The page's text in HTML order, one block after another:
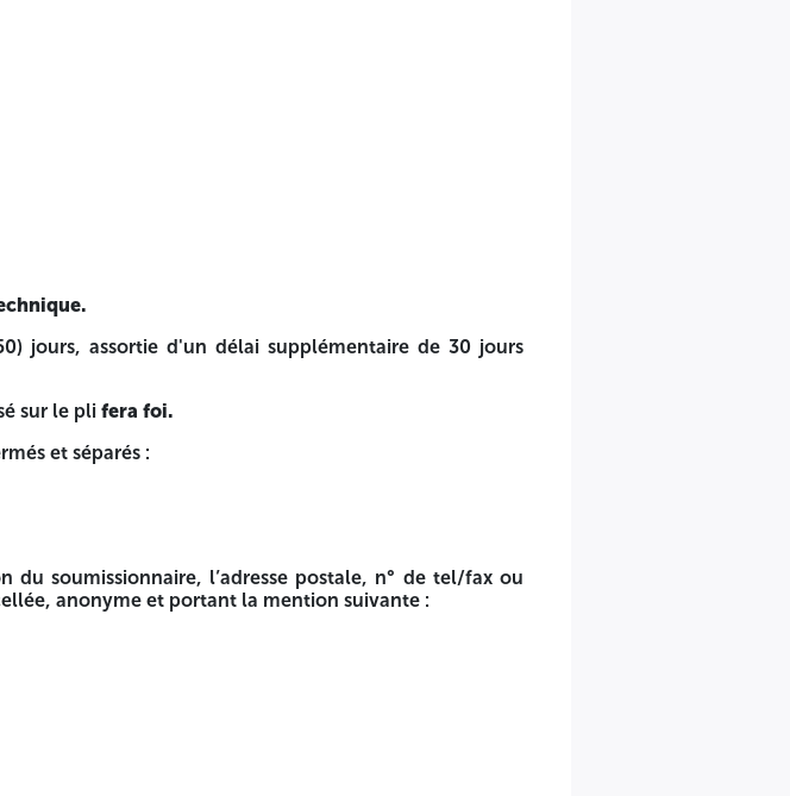
de 30 jours calendaires.
postale, n° de tel/fax ou l’adresse émail, seront mis dans une enveloppe extérieure
jours, assortie d'un délai supplémentaire de 30 jours
sur le pli fera foi.
et séparés :
soumissionnaire, l’adresse postale, n° de tel/fax ou
anonyme et portant la mention suivante :